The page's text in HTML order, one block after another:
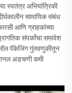
स्वतंत्र अभियांत्रिकी
सामायिक संबंध
आणि ग्राहकांच्या
संपर्कांचा समावेश
पॅकेजिंग गुंतवणुकीतून
अडचणी कमी